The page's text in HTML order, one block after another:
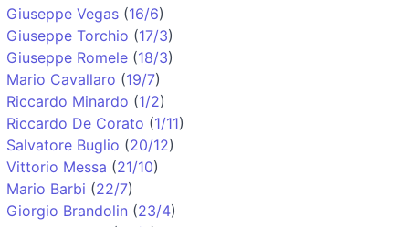
Giuseppe Vegas (16/6)
Giuseppe Torchio (17/3)
Giuseppe Romele (18/3)
Mario Cavallaro (19/7)
Riccardo Minardo (1/2)
Riccardo De Corato (1/11)
Salvatore Buglio (20/12)
Vittorio Messa (21/10)
Mario Barbi (22/7)
Giorgio Brandolin (23/4)